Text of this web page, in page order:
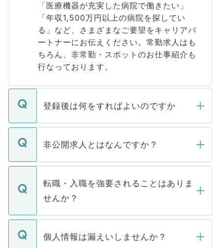
「医療機器が充実した病院で働きたい」
「年収1,500万円以上の病院を探してい
る」など、さまざまなご要望をキャリアパ
ートナーにお伝えください。常勤求人はも
ちろん、非常勤・スポットのお仕事紹介も
行なっております。
登録後は何をすればよいのですか
ご登録いただきましたら、弊社担当者がご
登録内容を確認し、その後メールもしくは
ます。通常、5営業日以内にはご連絡をせて
いただきますので、しばらくお待ちくださ
非公開求人とはなんですか？
マイナビDOCTORで取り扱っている求人の
うち約3割は、Webサイトからご覧いただ
けない「非公開求人」です。非公開求人は
下記の理由によって、一般には公開してい
ません。
■応募殺到を避けるため 人気のある医療機
転職・入職を強要されることはありま
せんか？
転職・入職を強要することは一切ありませ
ん。また、仮に応募先から内定をいただい
個人情報は漏えいしませんか？